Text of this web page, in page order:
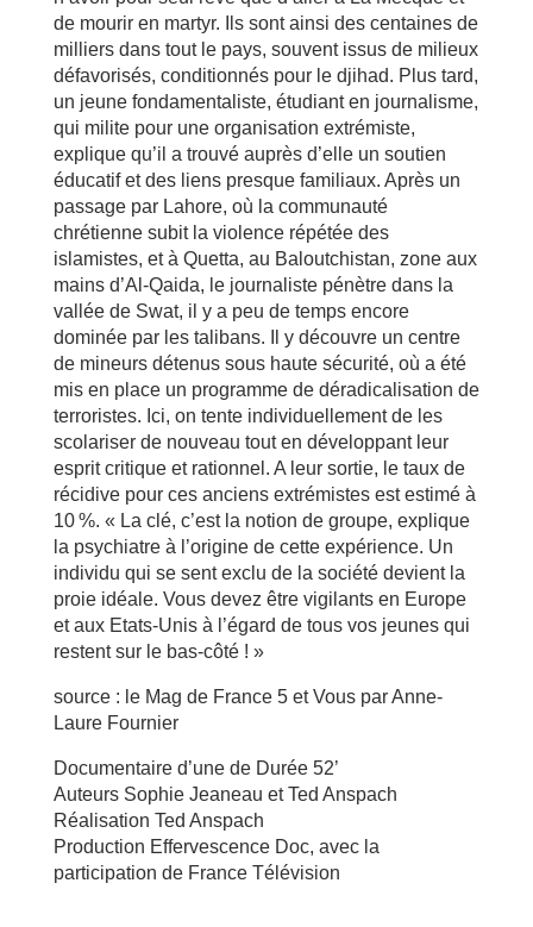
de mourir en martyr. Ils sont ainsi des centaines de
milliers dans tout le pays, souvent issus de milieux
défavorisés, conditionnés pour le djihad. Plus tard,
un jeune fondamentaliste, étudiant en journalisme,
qui milite pour une organisation extrémiste,
explique qu’il a trouvé auprès d’elle un soutien
éducatif et des liens presque familiaux. Après un
passage par Lahore, où la communauté
chrétienne subit la violence répétée des
islamistes, et à Quetta, au Baloutchistan, zone aux
mains d’Al-Qaida, le journaliste pénètre dans la
vallée de Swat, il y a peu de temps encore
dominée par les talibans. Il y découvre un centre
de mineurs détenus sous haute sécurité, où a été
mis en place un programme de déradicalisation de
terroristes. Ici, on tente individuellement de les
scolariser de nouveau tout en développant leur
esprit critique et rationnel. A leur sortie, le taux de
récidive pour ces anciens extrémistes est estimé à
10 %. « La clé, c’est la notion de groupe, explique
la psychiatre à l’origine de cette expérience. Un
individu qui se sent exclu de la société devient la
proie idéale. Vous devez être vigilants en Europe
et aux Etats-Unis à l’égard de tous vos jeunes qui
restent sur le bas-côté ! »
source : le Mag de France 5 et Vous par Anne-
Laure Fournier
Documentaire d’une de Durée 52’
Auteurs Sophie Jeaneau et Ted Anspach
Réalisation Ted Anspach
Production Effervescence Doc, avec la
participation de France Télévision